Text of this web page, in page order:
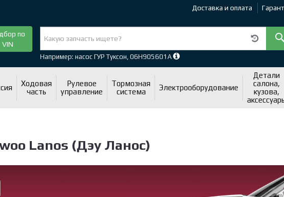
Доставка и оплата
по
VIN
Например: насос ГУР Туксон, 06H905601A
Ходовая
часть
Рулевое
управление
Тормозная
система
Электрооборудование
Детали
салона,
кузова,
Lanos (Дэу Ланос)